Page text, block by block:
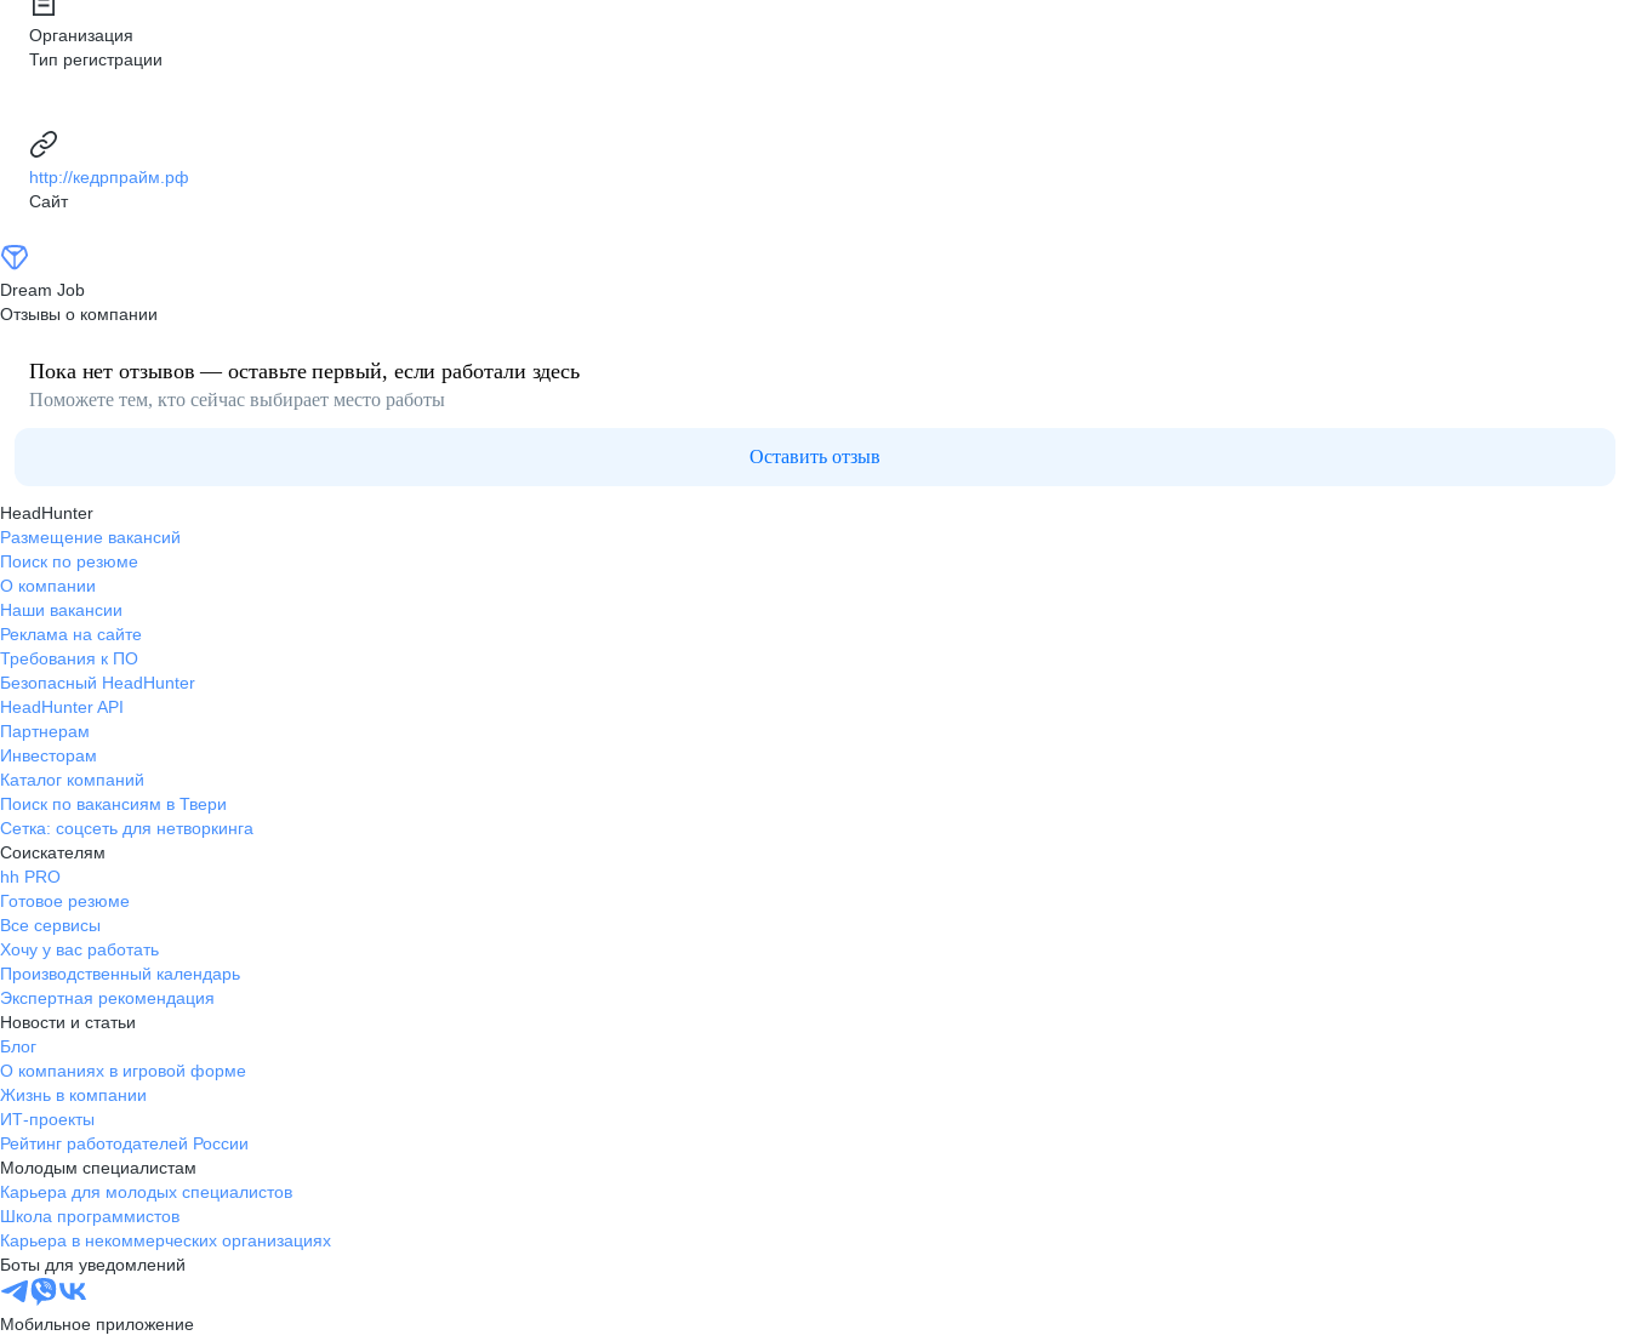
Организация
Тип регистрации
http://кедрпрайм.рф
Сайт
Dream Job
Отзывы о компании
Пока нет отзывов — оставьте первый, если работали здесь
Поможете тем, кто сейчас выбирает место работы
Оставить отзыв
HeadHunter
Размещение вакансий
Поиск по резюме
О компании
Наши вакансии
Реклама на сайте
Требования к ПО
Безопасный HeadHunter
HeadHunter API
Партнерам
Инвесторам
Каталог компаний
Поиск по вакансиям в Твери
Сетка: соцсеть для нетворкинга
Соискателям
hh PRO
Готовое резюме
Все сервисы
Хочу у вас работать
Производственный календарь
Экспертная рекомендация
Новости и статьи
Блог
О компаниях в игровой форме
Жизнь в компании
ИТ-проекты
Рейтинг работодателей России
Молодым специалистам
Карьера для молодых специалистов
Школа программистов
Карьера в некоммерческих организациях
Боты для уведомлений
Мобильное приложение